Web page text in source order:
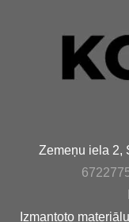
Zemeņu iela 2,
Izmantoto